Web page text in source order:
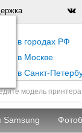
в городах РФ
в Москве
в Санкт-
Samsung